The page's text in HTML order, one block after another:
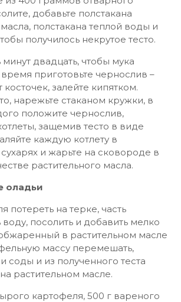
добавьте полстакана
полстакана теплой воды и
получилось некрутое тесто.
минут двадцать, чтобы мука
время приготовьте чернослив –
косточек, залейте кипятком.
нарежьте стаканом кружки, в
положите чернослив,
защемив тесто в виде
каждую котлету в
и жарьте на сковороде в
растительного масла.
оладьи
потереть на терке, часть
воду, посолить и добавить мелко
в растительном масле
массу перемешать,
соды и из полученного теста
растительном масле.
картофеля, 500 г вареного